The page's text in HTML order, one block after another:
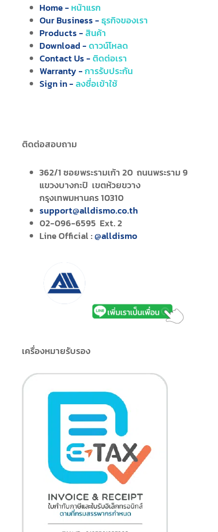
Home - หน้าแรก
Our Business - ธุรกิจของเรา
Products - สินค้า
Download - ดาวน์โหลด
Contact Us - ติดต่อเรา
Warranty -การรับประกัน
Sign in - ลงชื่อเข้าใช้
ติดต่อสอบถาม
362/1 ซอยพระรามเก้า 20 ถนนพระราม 9
แขวงบางกะปิ เขตห้วยขวาง
กรุงเทพมหานคร 10310
support@alldismo.co.th
02-096-6595 Ext. 2
Line Official :@alldismo
เครื่องหมายรับรอง